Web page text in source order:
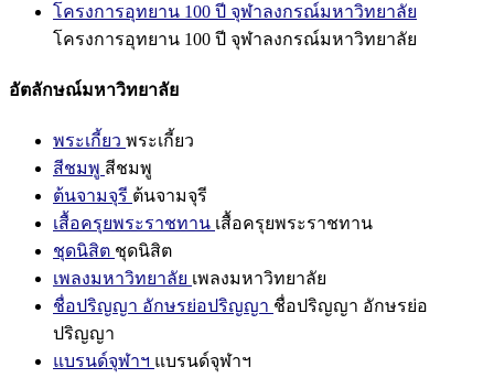
โครงการอุทยาน 100 ปี จุฬาลงกรณ์มหาวิทยาลัย
โครงการอุทยาน 100 ปี จุฬาลงกรณ์มหาวิทยาลัย
อัตลักษณ์มหาวิทยาลัย
พระเกี้ยว พระเกี้ยว
สีชมพู สีชมพู
ต้นจามจุรี ต้นจามจุรี
เสื้อครุยพระราชทาน เสื้อครุยพระราชทาน
ชุดนิสิต ชุดนิสิต
เพลงมหาวิทยาลัย เพลงมหาวิทยาลัย
ชื่อปริญญา อักษรย่อปริญญา ชื่อปริญญา อักษรย่อ
ปริญญา
แบรนด์จุฬาฯ แบรนด์จุฬาฯ